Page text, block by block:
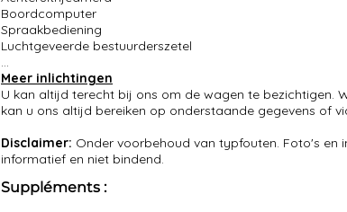
Boordcomputer
Spraakbediening
Luchtgeveerde bestuurderszetel
...
Meer inlichtingen
U kan altijd terecht bij ons om de wagen te bezichtigen.
kan u ons altijd bereiken op onderstaande gegevens of
Disclaimer: Onder voorbehoud van typfouten. Foto's en
informatief en niet bindend.
Suppléments :